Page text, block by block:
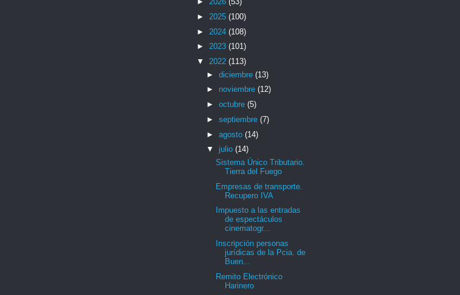
► 2025 (100)
► 2024 (108)
► 2023 (101)
▼ 2022 (113)
► diciembre (13)
► noviembre (12)
► octubre (5)
► septiembre (7)
► agosto (14)
▼ julio (14)
Sistema Único Tributario.
Tierra del Fuego
Empresas de transporte.
Recupero IVA
Impuesto a las entradas
de espectáculos
cinematogr...
Inscripción personas
jurídicas de la Pcia. de
Buen...
Remito Electrónico
Harinero